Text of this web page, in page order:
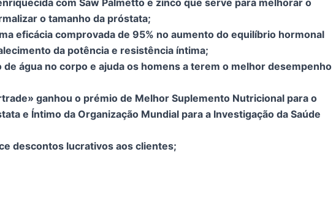
com Saw Palmetto e zinco que serve para melhorar o
o tamanho da próstata;
eficácia comprovada de 95% no aumento do equilíbrio hormonal
da potência e resistência íntima;
de água no corpo e ajuda os homens a terem o melhor desempenho
ganhou o prémio de Melhor Suplemento Nutricional para o
e Íntimo da Organização Mundial para a Investigação da Saúde
descontos lucrativos aos clientes;